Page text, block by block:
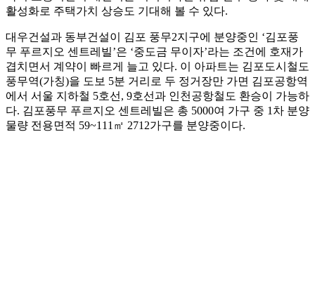
활성화로 주택가치 상승도 기대해 볼 수 있다.
대우건설과 동부건설이 김포 풍무2지구에 분양중인 ‘김포풍
무 푸르지오 센트레빌’은 ‘중도금 무이자’라는 조건에 호재가
겹치면서 계약이 빠르게 늘고 있다. 이 아파트는 김포도시철도
풍무역(가칭)을 도보 5분 거리로 두 정거장만 가면 김포공항역
에서 서울 지하철 5호선, 9호선과 인천공항철도 환승이 가능하
다. 김포풍무 푸르지오 센트레빌은 총 5000여 가구 중 1차 분양
물량 전용면적 59~111㎡ 2712가구를 분양중이다.